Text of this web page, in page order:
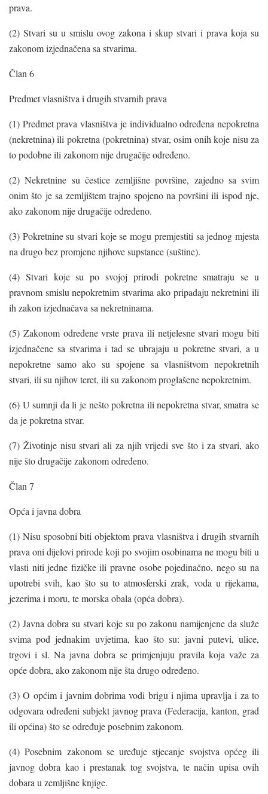
prava.
(2) Stvari su u smislu ovog zakona i skup stvari i prava koja su
zakonom izjednačena sa stvarima.
Član 6
Predmet vlasništva i drugih stvarnih prava
(1) Predmet prava vlasništva je individualno određena nepokretna
(nekretnina) ili pokretna (pokretnina) stvar, osim onih koje nisu za
to podobne ili zakonom nije drugačije određeno.
(2) Nekretnine su čestice zemljišne površine, zajedno sa svim
onim što je sa zemljištem trajno spojeno na površini ili ispod nje,
ako zakonom nije drugačije određeno.
(3) Pokretnine su stvari koje se mogu premjestiti sa jednog mjesta
na drugo bez promjene njihove supstance (suštine).
(4) Stvari koje su po svojoj prirodi pokretne smatraju se u
pravnom smislu nepokretnim stvarima ako pripadaju nekretnini ili
ih zakon izjednačava sa nekretninama.
(5) Zakonom određene vrste prava ili netjelesne stvari mogu biti
izjednačene sa stvarima i tad se ubrajaju u pokretne stvari, a u
nepokretne samo ako su spojene sa vlasništvom nepokretnih
stvari, ili su njihov teret, ili su zakonom proglašene nepokretnim.
(6) U sumnji da li je nešto pokretna ili nepokretna stvar, smatra se
da je pokretna stvar.
(7) Životinje nisu stvari ali za njih vrijedi sve što i za stvari, ako
nije što drugačije zakonom određeno.
Član 7
Opća i javna dobra
(1) Nisu sposobni biti objektom prava vlasništva i drugih stvarnih
prava oni dijelovi prirode koji po svojim osobinama ne mogu biti u
vlasti niti jedne fizičke ili pravne osobe pojedinačno, nego su na
upotrebi svih, kao što su to atmosferski zrak, voda u rijekama,
jezerima i moru, te morska obala (opća dobra).
(2) Javna dobra su stvari koje su po zakonu namijenjene da služe
svima pod jednakim uvjetima, kao što su: javni putevi, ulice,
trgovi i sl. Na javna dobra se primjenjuju pravila koja važe za
opće dobra, ako zakonom nije šta drugo određeno.
(3) O općim i javnim dobrima vodi brigu i njima upravlja i za to
odgovara određeni subjekt javnog prava (Federacija, kanton, grad
ili općina) što se određuje posebnim zakonom.
(4) Posebnim zakonom se uređuje stjecanje svojstva općeg ili
javnog dobra kao i prestanak tog svojstva, te način upisa ovih
dobara u zemljišne knjige.